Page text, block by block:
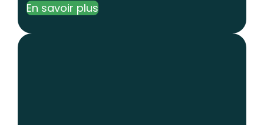
En savoir plus